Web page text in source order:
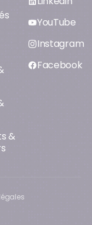
&
YouTube
Instagram
Facebook